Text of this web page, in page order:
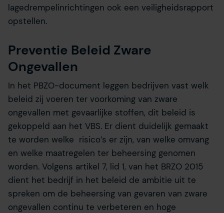
lagedrempelinrichtingen ook een veiligheidsrapport
opstellen.
Preventie Beleid Zware
Ongevallen
In het PBZO-document leggen bedrijven vast welk
beleid zij voeren ter voorkoming van zware
ongevallen met gevaarlijke stoffen, dit beleid is
gekoppeld aan het VBS. Er dient duidelijk gemaakt
te worden welke risico’s er zijn, van welke omvang
en welke maatregelen ter beheersing genomen
worden. Volgens artikel 7, lid 1, van het BRZO 2015
dient het bedrijf in het beleid de ambitie uit te
spreken om de beheersing van gevaren van zware
ongevallen continu te verbeteren en hoge